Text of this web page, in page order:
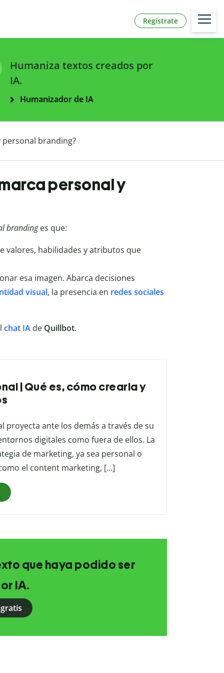
Regístrate
Humaniza textos creados por
IA.
Humanizador de IA
personal branding?
personal y
branding es que:
valores, habilidades y atributos que
esa imagen. Abarca decisiones
visual, la presencia en redes sociales
chat IAde Quillbot.
| Qué es, cómo crearla y
proyecta ante los demás a través de su
digitales como fuera de ellos. La
de marketing, ya sea personal o
el content marketing, […]
que haya podido ser
IA.